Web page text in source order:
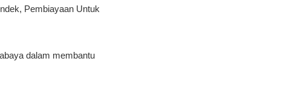
Pembiayaan Untuk
dalam membantu